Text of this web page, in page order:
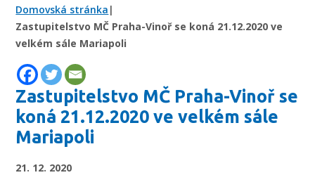
Domovská stránka |
Zastupitelstvo MČ Praha-Vinoř se koná 21.12.2020 ve
velkém sále Mariapoli
Zastupitelstvo MČ Praha-Vinoř se
koná 21.12.2020 ve velkém sále
Mariapoli
21. 12. 2020